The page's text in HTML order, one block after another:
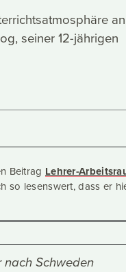
an
seiner 12-jährigen
Beitrag Lehrer-
so lesenswert, dass er
nach Schweden